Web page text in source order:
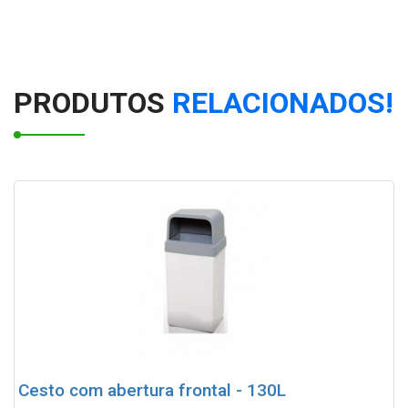
Conjunto coleta seletiva Lixeira Infantil em forma de
Lápis 3 lixeiras
Conjunto coleta seletiva Lixeira Infantil em forma de
Lixeira decorativa Infantil Palhaço 80 litros
Lixeira Decorativa Formato Lápis 90 litros
PRODUTOS RELACIONADOS!
Cesto com abertura frontal - 130L